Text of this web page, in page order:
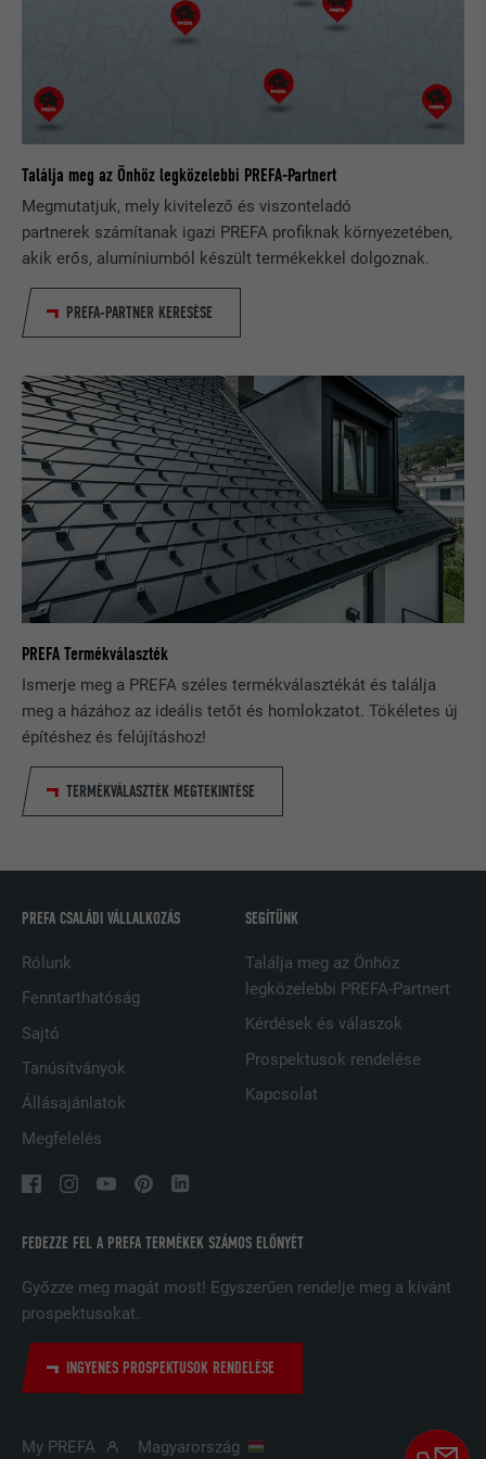
Találja meg az Önhöz legközelebbi PREFA-Partnert
Megmutatjuk, mely kivitelező és viszonteladó
partnerek számítanak igazi PREFA profiknak környezetében,
akik erős, alumíniumból készült termékekkel dolgoznak.
PREFA-PARTNER KERESÉSE
PREFA Termékválaszték
Ismerje meg a PREFA széles termékválasztékát és találja
meg a házához az ideális tetőt és homlokzatot. Tökéletes új
építéshez és felújításhoz!
TERMÉKVÁLASZTÉK MEGTEKINTÉSE
FEDEZZE FEL A PREFA TERMÉKEK SZÁMOS ELŐNYÉT
Győzze meg magát most! Egyszerűen rendelje meg a kívánt
prospektusokat.
INGYENES PROSPEKTUSOK RENDELÉSE
PREFA CSALÁDI VÁLLALKOZÁS
Rólunk
Fenntarthatóság
Sajtó
Tanúsítványok
Állásajánlatok
Megfelelés
SEGÍTÜNK
Találja meg az Önhöz
legközelebbi PREFA-Partnert
Kérdések és válaszok
Prospektusok rendelése
Kapcsolat
My PREFA Magyarország
_gaexp
Google Optimize
FOLYAMAT
CÉL
Teszt jelleggel alkalmazzák annak
ellenőrzésére, hogy a böngésző engedi-
e sütik elhelyezését. Azonosító
jellemzőket nem tartalmaz.
SZOLGÁLTATÓ
FOLYAMAT Munkamenet
CÉL
A LinkedIn használja, ha egy weboldal
beágyazott nyomonkövetési ablakot
SZOLGÁLTATÓ LinkedIn
FOLYAMAT 2 év
CÉL
A LinkedIn közösségi hálózati
szolgáltatás használja, célja a
beágyazott szolgáltatások nyomon
követése.
SZOLGÁLTATÓ LinkedIn
FOLYAMAT 2 év
CÉL
A LinkedIn közösségi hálózati
NÉV UserMatchHistory
FOLYAMAT
nyomon követésére használatos azzal
alapján.
NÉV lidc
SZOLGÁLTATÓ LinkedIn
FOLYAMAT 1 Tag
A LinkedIn közösségi hálózati
beágyazott szolgáltatások nyomon